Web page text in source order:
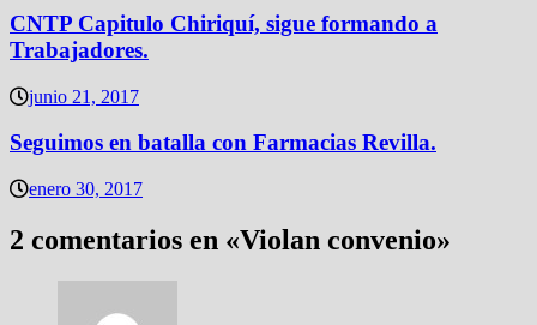
CNTP Capitulo Chiriquí, sigue formando a
Trabajadores.
junio 21, 2017
Seguimos en batalla con Farmacias Revilla.
enero 30, 2017
2 comentarios en «Violan convenio»